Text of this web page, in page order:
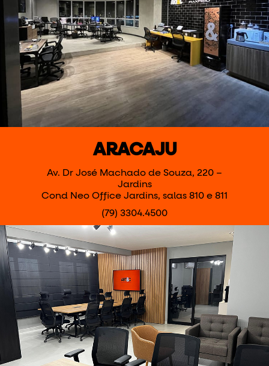
ARACAJU
Av. Dr José Machado de Souza, 220 –
Jardins
Cond Neo Office Jardins, salas 810 e 811
(79) 3304.4500